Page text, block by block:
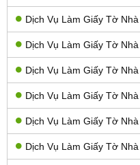
Dịch Vụ Làm Giấy Tờ
Dịch Vụ Làm Giấy Tờ
Dịch Vụ Làm Giấy Tờ
Dịch Vụ Làm Giấy Tờ
Dịch Vụ Làm Giấy Tờ
Dịch Vụ Làm Giấy Tờ